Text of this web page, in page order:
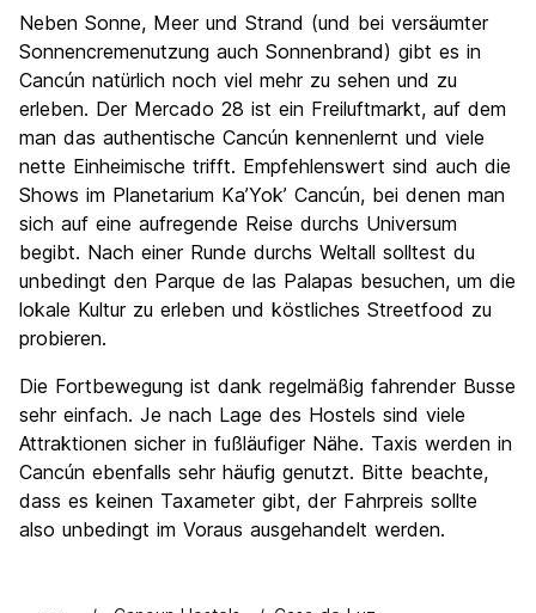
Neben Sonne, Meer und Strand (und bei versäumter
Sonnencremenutzung auch Sonnenbrand) gibt es in
Cancún natürlich noch viel mehr zu sehen und zu
erleben. Der Mercado 28 ist ein Freiluftmarkt, auf dem
man das authentische Cancún kennenlernt und viele
nette Einheimische trifft. Empfehlenswert sind auch die
Shows im Planetarium Ka’Yok’ Cancún, bei denen man
sich auf eine aufregende Reise durchs Universum
begibt. Nach einer Runde durchs Weltall solltest du
unbedingt den Parque de las Palapas besuchen, um die
lokale Kultur zu erleben und köstliches Streetfood zu
probieren.
Die Fortbewegung ist dank regelmäßig fahrender Busse
sehr einfach. Je nach Lage des Hostels sind viele
Attraktionen sicher in fußläufiger Nähe. Taxis werden in
Cancún ebenfalls sehr häufig genutzt. Bitte beachte,
dass es keinen Taxameter gibt, der Fahrpreis sollte
also unbedingt im Voraus ausgehandelt werden.